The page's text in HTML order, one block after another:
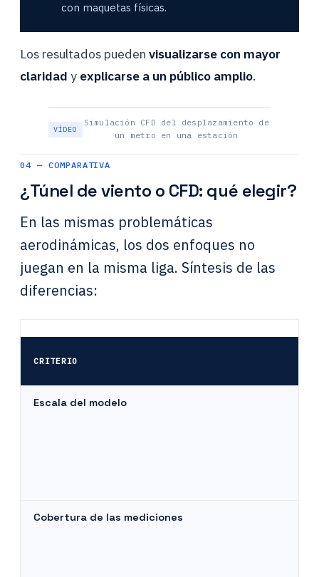
con maquetas físicas.
Los resultados pueden visualizarse con mayor
claridad y explicarse a un público amplio.
Simulación CFD del desplazamiento de
un metro en una estación
04 — COMPARATIVA
¿Túnel de viento o CFD: qué elegir?
En las mismas problemáticas
aerodinámicas, los dos enfoques no
juegan en la misma liga. Síntesis de las
diferencias:
CRITERIO
Escala del modelo
Cobertura de las mediciones